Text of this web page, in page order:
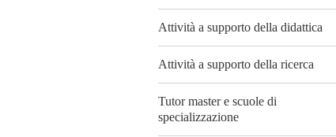
Attività a supporto della didattica
Attività a supporto della ricerca
Tutor master e scuole di
specializzazione